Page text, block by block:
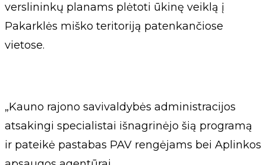
verslininkų planams plėtoti ūkinę veiklą į
Pakarklės miško teritoriją patenkančiose
vietose.
„Kauno rajono savivaldybės administracijos
atsakingi specialistai išnagrinėjo šią programą
ir pateikė pastabas PAV rengėjams bei Aplinkos